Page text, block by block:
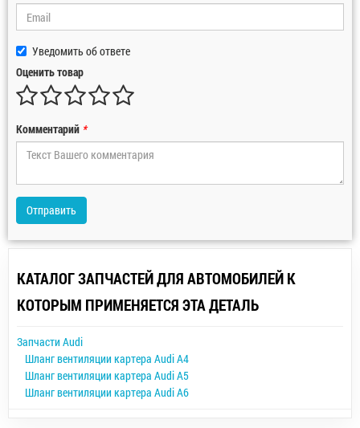
Уведомить об ответе
Оценить товар
Комментарий *
Отправить
КАТАЛОГ ЗАПЧАСТЕЙ ДЛЯ АВТОМОБИЛЕЙ К
КОТОРЫМ ПРИМЕНЯЕТСЯ ЭТА ДЕТАЛЬ
Запчасти Audi
Шланг вентиляции картера Audi A4
Шланг вентиляции картера Audi A5
Шланг вентиляции картера Audi A6